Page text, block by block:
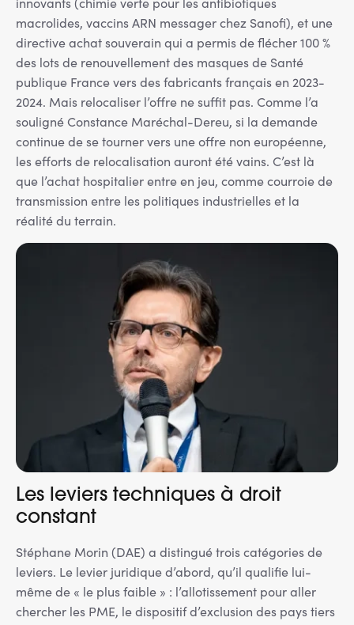
macrolides, vaccins ARN messager chez Sanofi), et une
directive achat souverain qui a permis de flécher 100 %
des lots de renouvellement des masques de Santé
publique France vers des fabricants français en 2023-
2024. Mais relocaliser l’offre ne suffit pas. Comme l’a
souligné Constance Maréchal-Dereu, si la demande
continue de se tourner vers une offre non européenne,
les efforts de relocalisation auront été vains. C’est là
que l’achat hospitalier entre en jeu, comme courroie de
transmission entre les politiques industrielles et la
réalité du terrain.
Les leviers techniques à droit
constant
Stéphane Morin (DAE) a distingué trois catégories de
leviers. Le levier juridique d’abord, qu’il qualifie lui-
même de « le plus faible » : l’allotissement pour aller
chercher les PME, le dispositif d’exclusion des pays tiers